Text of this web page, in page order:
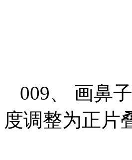
009、 画鼻
度调整为正片